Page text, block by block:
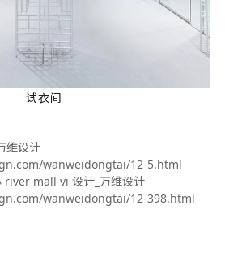
试衣间
维设计
wanweidongtai/12-5.html
river mall vi 设计_万维设计
wanweidongtai/12-398.html